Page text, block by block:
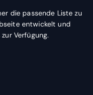
die passende Liste zu
entwickelt und
Verfügung.